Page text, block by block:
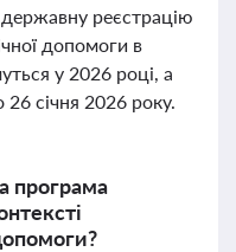
реєстрацію
допомоги в
у 2026 році, а
січня 2026 року.
програма